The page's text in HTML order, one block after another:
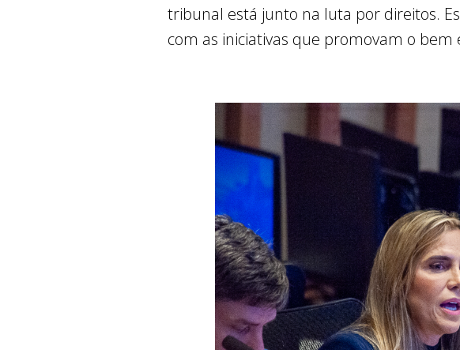
tribunal está junto na luta por direitos.
com as iniciativas que promovam o bem